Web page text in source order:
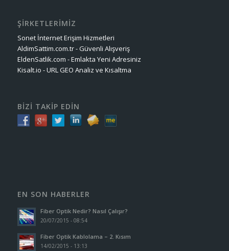
ŞİRKETLERİMİZ
Sonet İnternet Erişim Hizmetleri
AldimSattim.com.tr - Güvenli Alışveriş
EldenSatlik.com - Emlakta Yeni Adresiniz
Kisalt.io - URL GEO Analiz ve Kısaltma
BİZİ TAKİP EDİN
EN SON HABERLER
Fiber Optik Nedir? Nasıl Çalışır?
20/07/2015 - 08:54
Fiber Optik Kablolama – 2. Kısım
14/02/2015 - 13:13